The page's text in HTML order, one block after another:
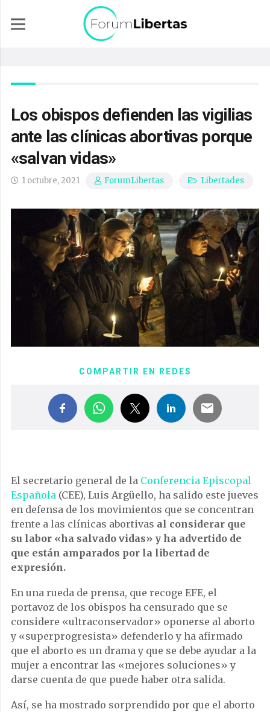
Los obispos defienden las vigilias
ante las clínicas abortivas porque
«salvan vidas»
1 octubre, 2021 ForumLibertas Libertades
COMPARTIR EN REDES
El secretario general de la Conferencia Episcopal
Española (CEE), Luis Argüello, ha salido este jueves
en defensa de los movimientos que se concentran
frente a las clínicas abortivas al considerar que
su labor «ha salvado vidas» y ha advertido de
que están amparados por la libertad de
expresión.
En una rueda de prensa, que recoge EFE, el
portavoz de los obispos ha censurado que se
considere «ultraconservador» oponerse al aborto
y «superprogresista» defenderlo y ha afirmado
que el aborto es un drama y que se debe ayudar a la
mujer a encontrar las «mejores soluciones» y
darse cuenta de que puede haber otra salida.
Así, se ha mostrado sorprendido por que el aborto